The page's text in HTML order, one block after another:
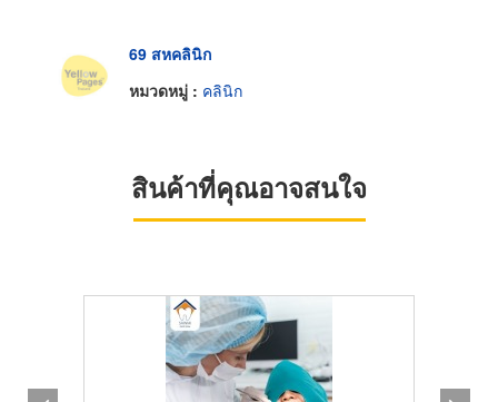
69 สหคลินิก
หมวดหมู่ : คลินิก
สินค้าที่คุณอาจสนใจ